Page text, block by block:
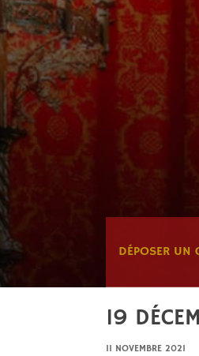
DÉPOSER UN
19
11 NOVEMBRE 2021